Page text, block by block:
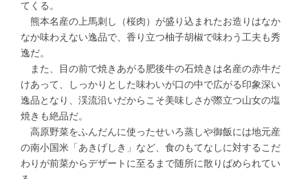
てくる。
熊本名産の上馬刺し（桜肉）が盛り込まれたお造りはなか
なか味わえない逸品で、香り立つ柚子胡椒で味わう工夫も秀
逸だ。
また、目の前で焼きあがる肥後牛の石焼きは名産の赤牛だ
けあって、しっかりとした味わいが口の中で広がる印象深い
逸品となり、渓流沿いだからこそ美味しさが際立つ山女の塩
焼きも絶品だ。
高原野菜をふんだんに使ったせいろ蒸しや御飯には地元産
の南小国米「あきげしき」など、食のもてなしに対するこだ
わりが前菜からデザートに至るまで随所に散りばめられてい